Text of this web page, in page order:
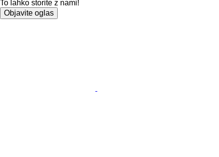
To lahko storite z nami!
Objavite oglas